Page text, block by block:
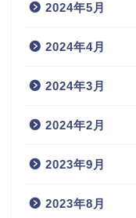
2024年5月
2024年4月
2024年3月
2024年2月
2023年9月
2023年8月